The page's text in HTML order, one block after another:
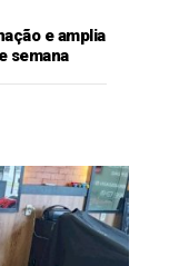
e amplia
semana